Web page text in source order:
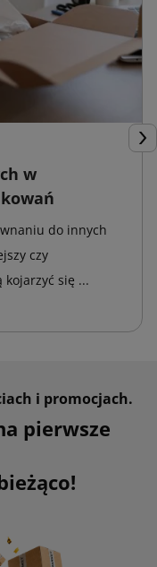
w
do innych
czy
kojarzyć się ...
i promocjach.
pierwsze